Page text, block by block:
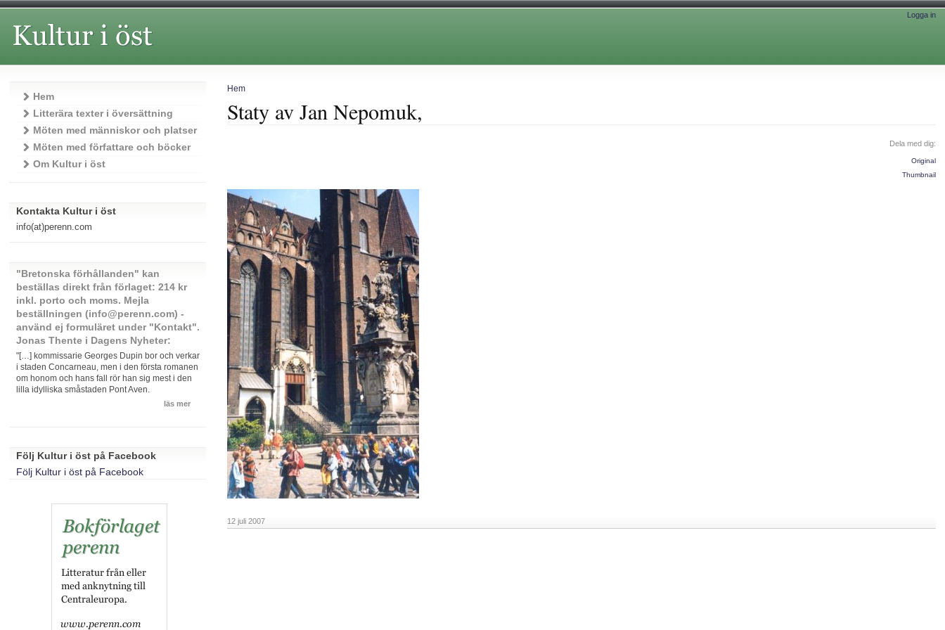
Logga in
Hem
Staty av Jan Nepomuk,
Dela med dig:
Original
Thumbnail
12 juli 2007
Hem
Litterära texter i översättning
Möten med människor och platser
Möten med författare och böcker
Om Kultur i öst
Kontakta Kultur i öst
info(at)perenn.com
"Bretonska förhållanden" kan
beställas direkt från förlaget: 214 kr
inkl. porto och moms. Mejla
beställningen (info@perenn.com) -
använd ej formuläret under "Kontakt".
Jonas Thente i Dagens Nyheter:
"[…] kommissarie Georges Dupin bor och verkar
i staden Concarneau, men i den första romanen
om honom och hans fall rör han sig mest i den
lilla idylliska småstaden Pont Aven.
läs mer
Följ Kultur i öst på Facebook
Följ Kultur i öst på Facebook